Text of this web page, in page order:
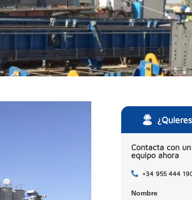
Contacta con
equipo ahora
+34 955 444
Nombre